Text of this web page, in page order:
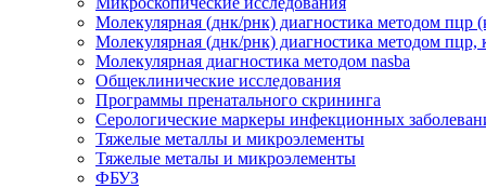
Молекулярная (днк/рнк) диагностика методом пцр
Молекулярная (днк/рнк) диагностика методом пцр,
Молекулярная диагностика методом nasba
Общеклинические исследования
Программы пренатального скрининга
Серологические маркеры инфекционных
Тяжелые металлы и микроэлементы
Тяжелые металы и микроэлементы
ФБУЗ